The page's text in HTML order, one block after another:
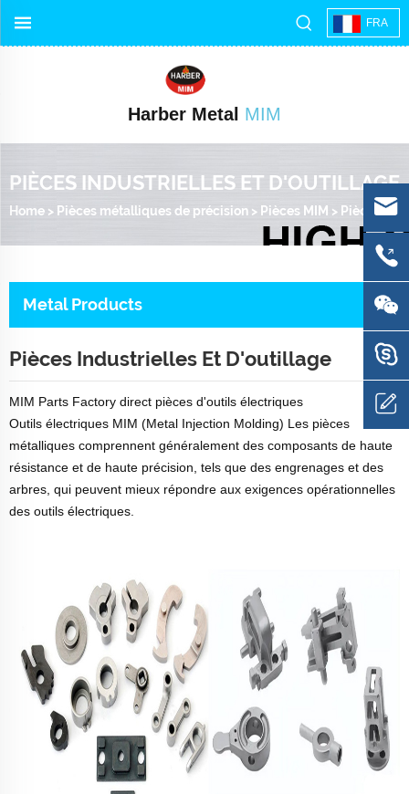
FRA
Harber Metal MIM
PIÈCES INDUSTRIELLES ET D'OUTILLAGE
Home > Pièces métalliques de précision > Pièces MIM > Pièces industrielles et d'outillage
Metal Products
Pièces Industrielles Et D'outillage
MIM Parts Factory direct pièces d'outils électriques
Outils électriques MIM (Metal Injection Molding) Les pièces
métalliques comprennent généralement des composants de haute
résistance et de haute précision, tels que des engrenages et des
arbres, qui peuvent mieux répondre aux exigences opérationnelles
des outils électriques.